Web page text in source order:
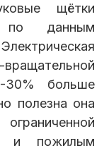
щётки
по данным
30% больше
полезна она
и пожилым